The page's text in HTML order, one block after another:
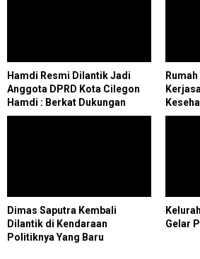
Hamdi Resmi Dilantik Jadi
Anggota DPRD Kota Cilegon
Hamdi : Berkat Dukungan
Keluarga dan Masyarakat
Dimas Saputra Kembali
Dilantik di Kendaraan
Politiknya Yang Baru
Gelar